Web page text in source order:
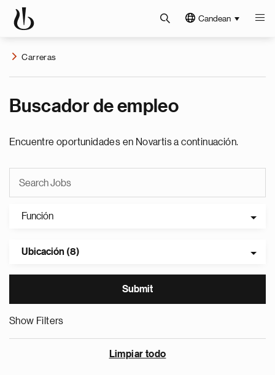
Candean
Carreras
Buscador de empleo
Encuentre oportunidades en Novartis a continuación.
Función
Ubicación (8)
Show Filters
Limpiar todo